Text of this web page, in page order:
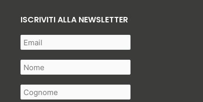
ISCRIVITI ALLA NEWSLETTER